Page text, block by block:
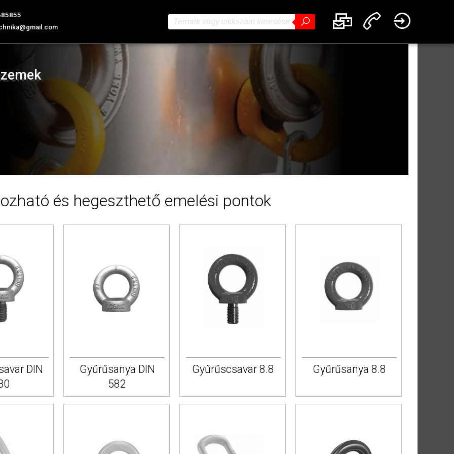
és hegeszthető emelési pontok
DIN
Gyűrűsanya DIN
582
Gyűrűscsavar 8.8 Gyűrűsanya 8.8